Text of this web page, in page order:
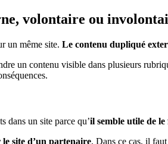
volontaire ou
un même site. Le contenu dupliqué
un contenu visible dans plusieurs
dans un site parce qu’il semble utile de
site d’un partenaire. Dans ce cas, il